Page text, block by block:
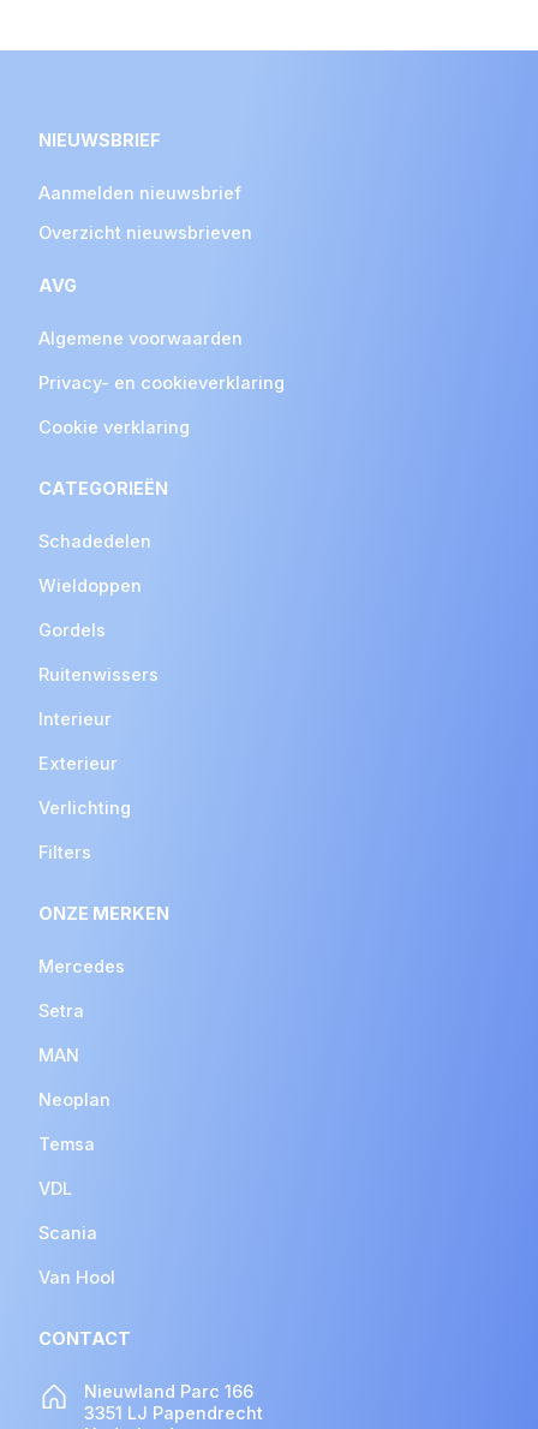
NIEUWSBRIEF
Aanmelden nieuwsbrief
Overzicht nieuwsbrieven
AVG
Algemene voorwaarden
Privacy- en cookieverklaring
Cookie verklaring
CATEGORIEËN
Schadedelen
Wieldoppen
Gordels
Ruitenwissers
Interieur
Exterieur
Verlichting
Filters
ONZE MERKEN
Mercedes
Setra
MAN
Neoplan
Temsa
VDL
Scania
Van Hool
CONTACT
Nieuwland Parc 166
3351 LJ Papendrecht